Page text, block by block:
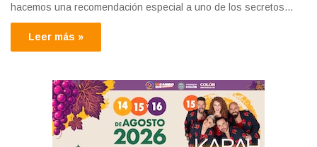
hacemos una recomendación especial a uno de los secretos…
Leer más »